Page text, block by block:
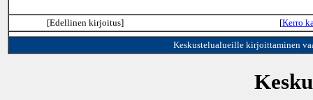
[Edellinen kirjoitus] [Kerro
Keskustelualueille kirjoittaminen